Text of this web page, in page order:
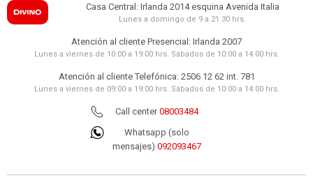
Casa Central: Irlanda 2014 esquina Avenida Italia
Lunes a domingo de 9 a 21:30 hrs.
Atención al cliente Presencial: Irlanda 2007
Lunes a viernes de 10:00 a 19:00 hrs. Sábados de 10:00 a 14:00 hrs.
Atención al cliente Telefónica: 2506 12 62 int. 781
Lunes a viernes de 09:00 a 19:00 hrs. Sábados de 10:00 a 14:00 hrs.
Call center08003484
Whatsapp (solo
mensajes) 092093467